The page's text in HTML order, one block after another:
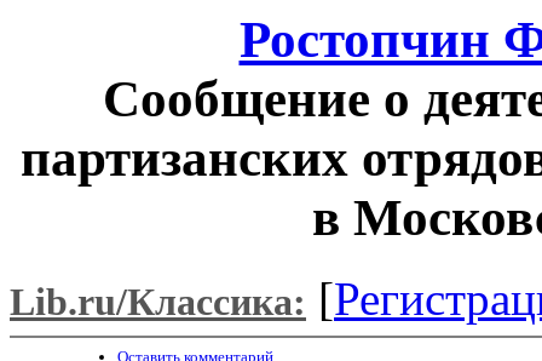
Ростопчин
Сообщение о
партизанских
в
Lib.ru/Классика: [
Оставить комментарий